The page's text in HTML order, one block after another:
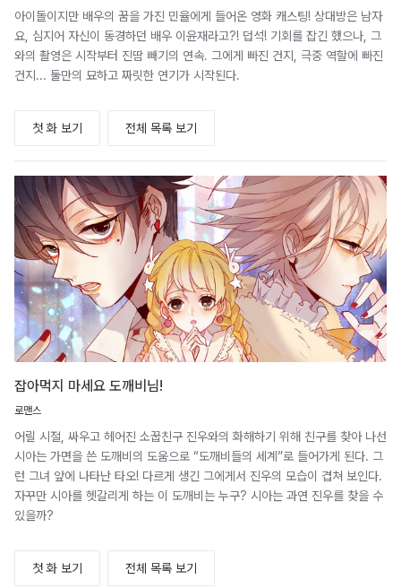
아이돌이지만 배우의 꿈을 가진 민율에게 들어온 영화 캐스팅! 상대방은 남자
요, 심지어 자신이 동경하던 배우 이윤재라고?! 덥석! 기회를 잡긴 했으나, 그
와의 촬영은 시작부터 진땀 빼기의 연속. 그에게 빠진 건지, 극중 역할에 빠진
건지... 둘만의 묘하고 짜릿한 연기가 시작된다.
첫 화 보기 전체 목록 보기
잡아먹지 마세요 도깨비님!
로맨스
어릴 시절, 싸우고 헤어진 소꿉친구 진우와의 화해하기 위해 친구를 찾아 나선
시아는 가면을 쓴 도깨비의 도움으로 “도깨비들의 세계”로 들어가게 된다. 그
런 그녀 앞에 나타난 타오! 다르게 생긴 그에게서 진우의 모습이 겹쳐 보인다.
자꾸만 시아를 헷갈리게 하는 이 도깨비는 누구? 시아는 과연 진우를 찾을 수
있을까?
첫 화 보기 전체 목록 보기